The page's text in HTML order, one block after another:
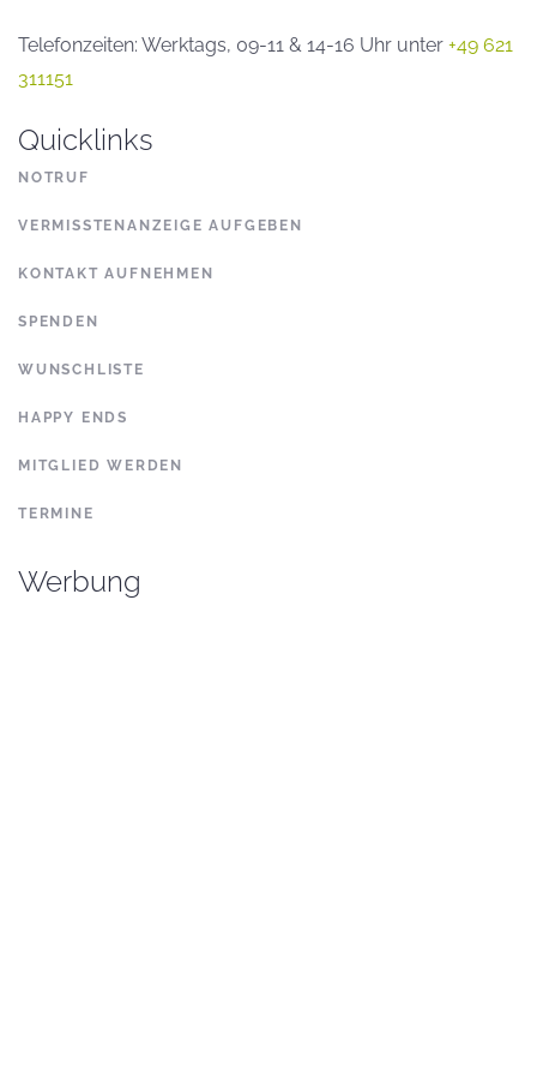
Telefonzeiten: Werktags, 09-11 & 14-16 Uhr unter +49 621
311151
Quicklinks
NOTRUF
VERMISSTENANZEIGE AUFGEBEN
KONTAKT AUFNEHMEN
SPENDEN
WUNSCHLISTE
HAPPY ENDS
MITGLIED WERDEN
TERMINE
Werbung